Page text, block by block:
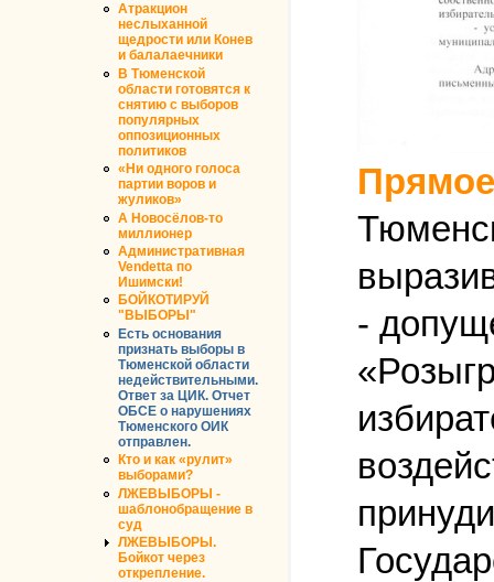
Атракцион
неслыханной
щедрости или Конев
и балалаечники
В Тюменской
области готовятся к
снятию с выборов
популярных
оппозиционных
политиков
«Ни одного голоса
партии воров и
жуликов»
А Новосёлов-то
миллионер
Административная
Vendetta по
Ишимски!
БОЙКОТИРУЙ
"ВЫБОРЫ"
Есть основания
признать выборы в
Тюменской области
недействительными.
Ответ за ЦИК. Отчет
ОБСЕ о нарушениях
Тюменского ОИК
отправлен.
Кто и как «рулит»
выборами?
ЛЖЕВЫБОРЫ -
шаблонобращение в
суд
ЛЖЕВЫБОРЫ.
Бойкот через
открепление.
-